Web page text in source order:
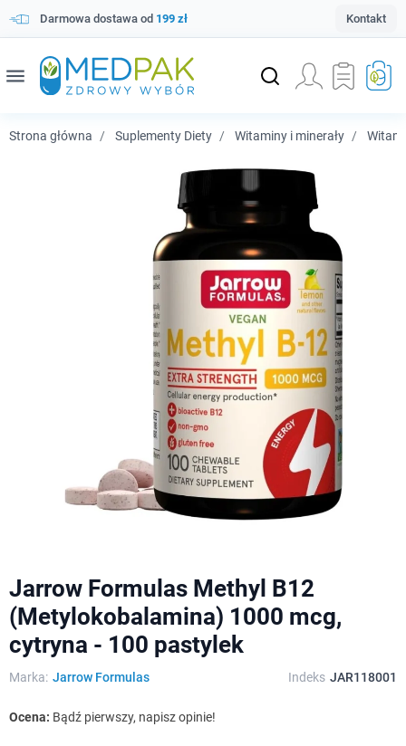
Darmowa dostawa od 199 zł Kontakt
menu
Strona główna Suplementy Diety Witaminy i minerały
Jarrow Formulas Methyl B12
(Metylokobalamina) 1000 mcg,
cytryna - 100 pastylek
Marka: Jarrow Formulas Indeks JAR118001
Ocena: Bądź pierwszy, napisz opinie!